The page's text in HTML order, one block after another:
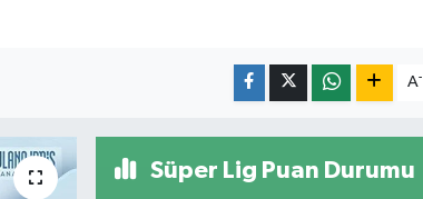
A-
Süper Lig Puan Durumu